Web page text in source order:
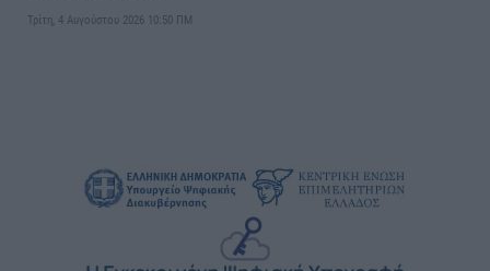
Τρίτη, 4 Αυγούστου 2026 10:50 ΠΜ